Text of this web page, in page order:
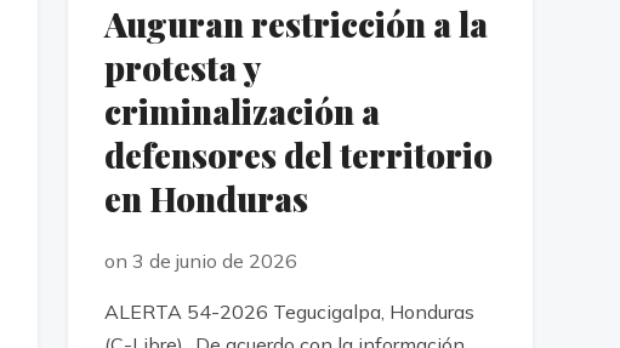
Auguran restricción a la
protesta y
criminalización a
defensores del territorio
en Honduras
on 3 de junio de 2026
ALERTA 54-2026 Tegucigalpa, Honduras